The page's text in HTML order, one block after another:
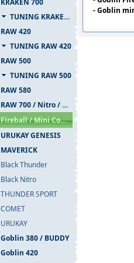
KRAKEN 700
TUNING KRAKEN 700
RAW 420
TUNING RAW 420
RAW 500
TUNING RAW 500
RAW 580
RAW 700 / Nitro / PIUMA
Fireball / Mini Comet
URUKAY GENESIS
MAVERICK
Black Thunder
Black Nitro
THUNDER SPORT
COMET
URUKAY
Goblin 380 / BUDDY
Goblin 420
- Goblin